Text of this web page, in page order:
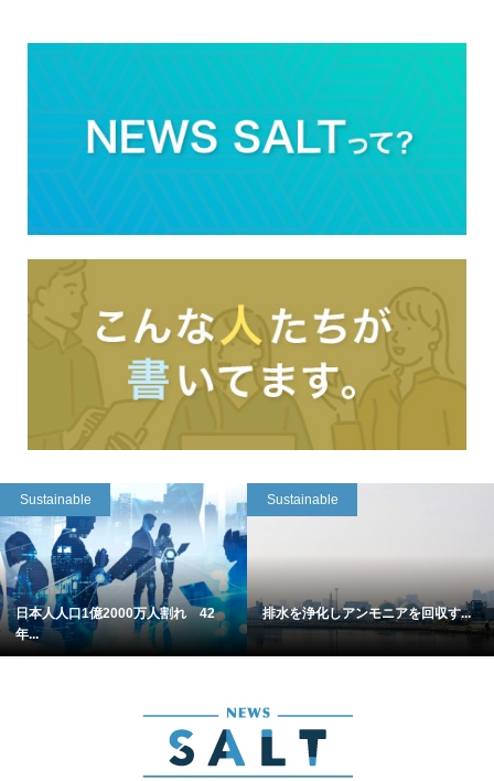
Sustainable
日本人人口1億2000万人割れ 42
年...
Sustainable
排水を浄化しアンモニアを回収す...